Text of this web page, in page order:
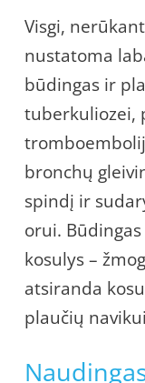
Visgi,
nustatoma
būdingas ir
tuberkuliozei,
bronchų
spindį ir
orui.
kosulys –
atsiranda
plaučių